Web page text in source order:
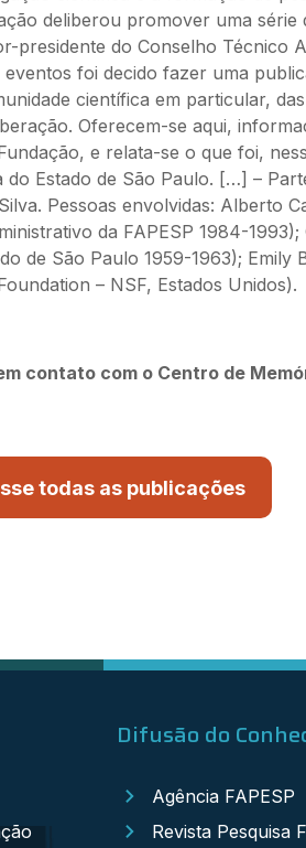
deliberou promover uma série
presidente do Conselho Técnico
foi decido fazer uma
científica em particular,
Oferecem-se aqui,
e relata-se o que foi,
Estado de São Paulo. […] –
Pessoas envolvidas: Alberto
da FAPESP 1984-
de São Paulo 1959-1963); Emily
– NSF, Estados Unidos).
contato com o Centro de
todas as publicações
Difusão do
Agência FAPESP
Revista Pesquisa